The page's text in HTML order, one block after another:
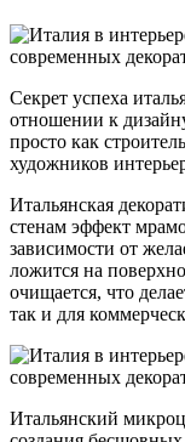
Секрет успеха
отношении к
просто как
художников
Итальянская
стенам эффект
зависимости от
ложится на
очищается, что
так и для
Итальянский